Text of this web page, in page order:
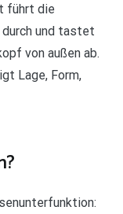
führt die
und tastet
von außen ab.
Lage, Form,